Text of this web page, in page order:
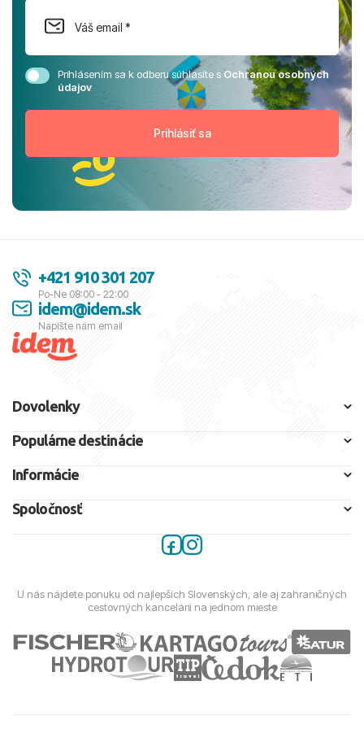
Prihlásením sa k odberu súhlasíte sOchranou osobných
údajov
+421 910 301 207
Po-Ne 08:00 - 22:00
idem@idem.sk
Napíšte nám email
Dovolenky
Populárne destinácie
Informácie
Spoločnosť
U nás nájdete ponuku od najlepších Slovenských, ale aj zahraničných
cestovných kancelárií na jednom mieste